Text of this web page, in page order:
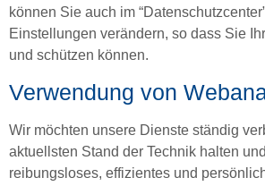
können Sie auch im
Einstellungen verändern, so dass Sie
und schützen können.
Verwendung von
Wir möchten unsere Dienste ständig
aktuellsten Stand der Technik halten
reibungsloses, effizientes und